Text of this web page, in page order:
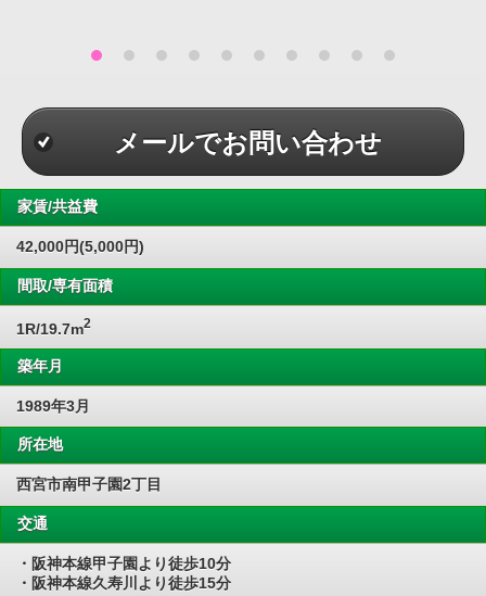
メールでお問い合わせ
家賃/共益費
42,000円(5,000円)
間取/専有面積
1R/19.7m2
築年月
1989年3月
所在地
西宮市南甲子園2丁目
交通
・阪神本線甲子園より徒歩10分
・阪神本線久寿川より徒歩15分